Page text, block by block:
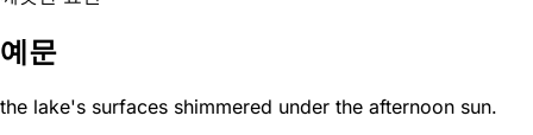
예문
the lake's surfaces shimmered under the afternoon sun.